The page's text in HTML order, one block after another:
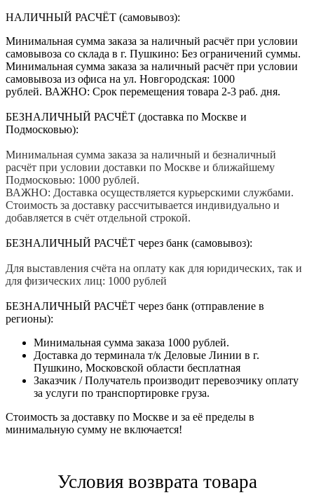
НАЛИЧНЫЙ РАСЧЁТ (самовывоз):
Минимальная сумма заказа за наличный расчёт при условии
самовывоза со склада в г. Пушкино: Без ограничений суммы.
Минимальная сумма заказа за наличный расчёт при условии
самовывоза из офиса на ул. Новгородская: 1000
рублей. ВАЖНО: Срок перемещения товара 2-3 раб. дня.
БЕЗНАЛИЧНЫЙ РАСЧЁТ (доставка по Москве и
Подмосковью):
Минимальная сумма заказа за наличный и безналичный
расчёт при условии доставки по Москве и ближайшему
Подмосковью: 1000 рублей.
ВАЖНО: Доставка осуществляется курьерскими службами.
Стоимость за доставку рассчитывается индивидуально и
добавляется в счёт отдельной строкой.
БЕЗНАЛИЧНЫЙ РАСЧЁТ через банк (самовывоз):
Для выставления счёта на оплату как для юридических, так и
для физических лиц: 1000 рублей
БЕЗНАЛИЧНЫЙ РАСЧЁТ через банк (отправление в
регионы):
Минимальная сумма заказа 1000 рублей.
Доставка до терминала т/к Деловые Линии в г.
Пушкино, Московской области бесплатная
Заказчик / Получатель производит перевозчику оплату
за услуги по транспортировке груза.
Стоимость за доставку по Москве и за её пределы в
минимальную сумму не включается!
Условия возврата товара